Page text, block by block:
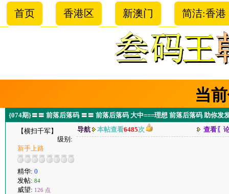
首页 香港区 新澳门 简洁:香港
当
{074期}〓〓 前落后落码 〓〓 前落后落码 大中===理想 前落后落码 助你发
【横扫千军】
级别:
新手上路
精华: 0
发帖: 84
威望: 126 点
导航 本帖查看6485次 查看〖